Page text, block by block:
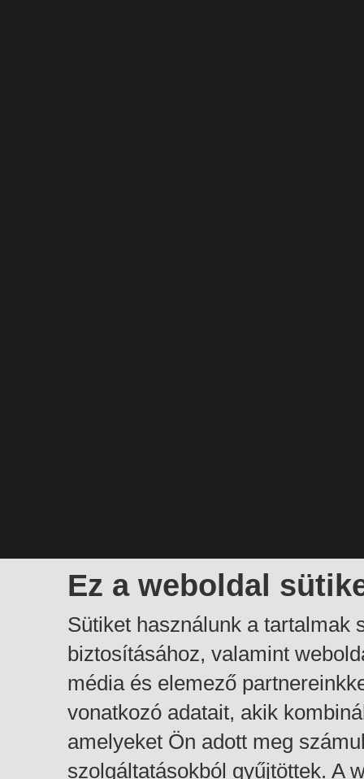
Ez a weboldal
Sütiket használunk a tartalmak
biztosításához, valamint
média és elemező
vonatkozó adatait, akik
amelyeket Ön adott meg
szolgáltatásokból gyűjtöttek. A